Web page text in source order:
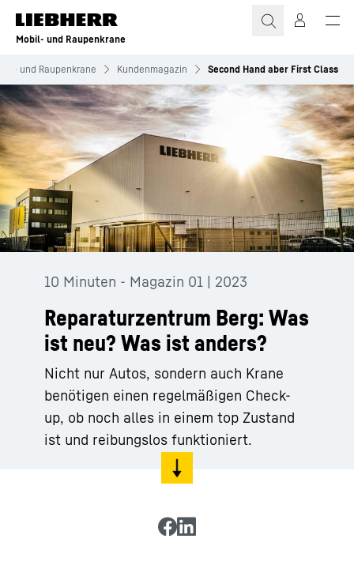
Zum Inhalt springen
Mobil- und Raupenkrane
und Raupenkrane Kundenmagazin Second Hand aber First Class
10 Minuten - Magazin 01 | 2023
Reparaturzentrum Berg: Was
ist neu? Was ist anders?
Nicht nur Autos, sondern auch Krane
benötigen einen regelmäßigen Check-
up, ob noch alles in einem top Zustand
ist und reibungslos funktioniert.